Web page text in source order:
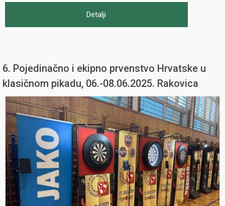
Detalji
6. Pojedinačno i ekipno prvenstvo Hrvatske u
klasičnom pikadu, 06.-08.06.2025. Rakovica